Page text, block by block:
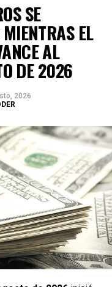
SE
EL
AL
DE 2026
2026